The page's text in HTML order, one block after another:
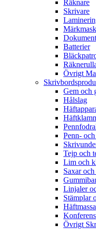
Räknare
Skrivare
Batterier
Övrigt
Gem och
Hålslag
Penn-
Tejp och
Lim och
Saxar
Linjaler
Stämplar
Övrigt